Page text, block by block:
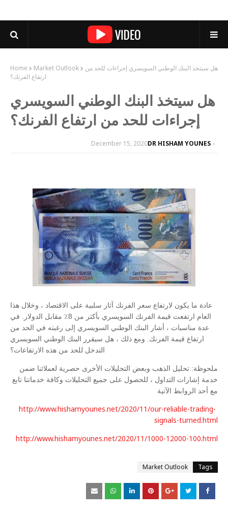
Home Market Outlook
هل سيتخذ البنك الوطني السويسري إجراءات للحد من
ارتفاع الفرنك؟
هل سيتخذ البنك الوطني السويسري
إجراءات للحد من ارتفاع الفرنك؟
DR HISHAM YOUNES
December 15, 2020
عادة ما يكون لارتفاع سعر الفرنك آثار سلبية على الاقتصاد ، وخلال هذا
العام ارتفعت قيمة الفرنك السويسري بأكثر من 8٪ مقابل الدولار. في
عدة مناسبات ، أشار البنك الوطني السويسري إلى رغبته في الحد من
ارتفاع قيمة الفرنك. ومع ذلك ، هل سيقرر البنك الوطني السويسري
التدخل للحد من هذه الارتفاعات؟
ملحوظة: تحليل الذهب وبعض التحليلات الأخرى حصرية لعملائنا ضمن
خدمة إشارات التداول ، للحصول على جميع التحليلات وكافة خدماتنا تابع
مع أحد الروابط الآتية
http://www.hishamyounes.net/2020/11/our-reliable-trading-
signals-turned.html
http://www.hishamyounes.net/2020/11/1000-12000-100.html
Tags
Market Outlook